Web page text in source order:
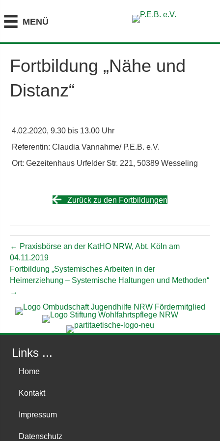
MENÜ
Fortbildung „Nähe und
Distanz“
4.02.2020, 9.30 bis 13.00 Uhr
Referentin: Claudia Vannahme/ P.E.B. e.V.
Ort: Gezeitenhaus Urfelder Str. 221, 50389 Wesseling
Zurück zu den Fortbildungen
← Praxisbörse an der KatHO NRW, Abt. Köln am
04.11.2019
Fortbildung „Systemisches Arbeiten in der
Heimerziehung – Systemische Haltungen und Methoden“
→
Links ...
Home
Kontakt
Impressum
Datenschutz